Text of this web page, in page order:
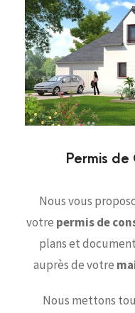
Permis de
Nous vous
votre permis de
plans et
auprès de votre
Nous mettons